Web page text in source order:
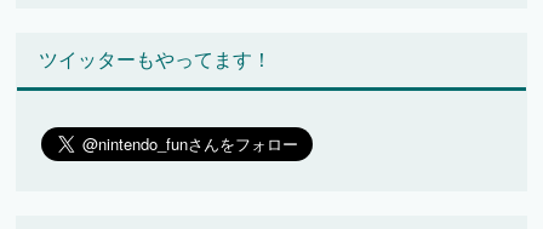
ツイッターもやってます！